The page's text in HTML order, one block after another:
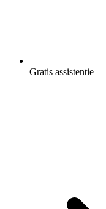
Gratis assistentie